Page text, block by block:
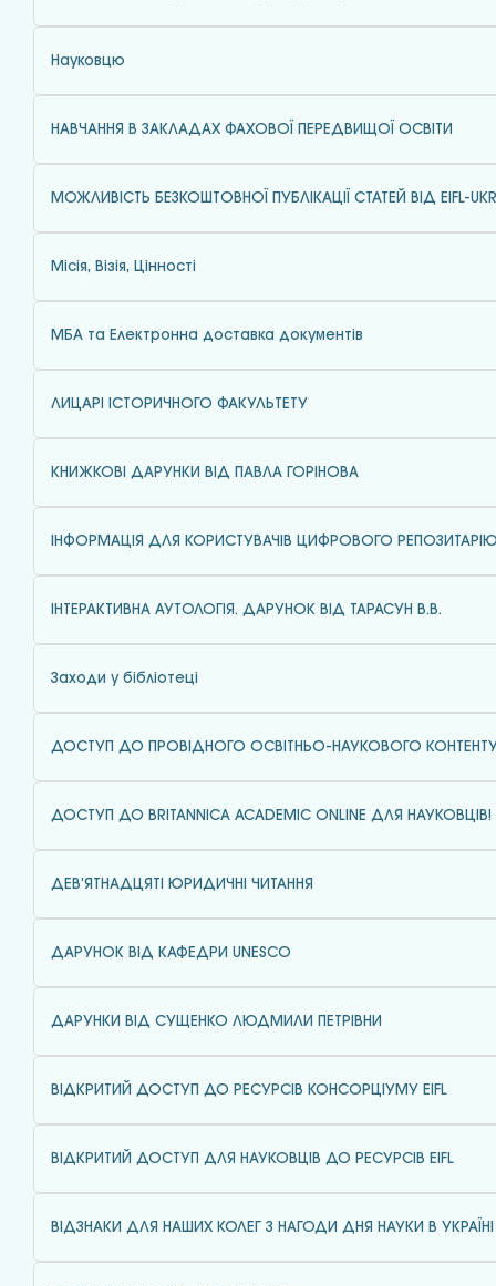
Науковцю
НАВЧАННЯ В ЗАКЛАДАХ ФАХОВОЇ ПЕРЕДВИЩОЇ ОСВІТИ
МОЖЛИВІСТЬ БЕЗКОШТОВНОЇ ПУБЛІКАЦІЇ СТАТЕЙ ВІД EIFL-
Місія, Візія, Цінності
МБА та Електронна доставка документів
ЛИЦАРІ ІСТОРИЧНОГО ФАКУЛЬТЕТУ
КНИЖКОВІ ДАРУНКИ ВІД ПАВЛА ГОРІНОВА
ІНФОРМАЦІЯ ДЛЯ КОРИСТУВАЧІВ ЦИФРОВОГО
ІНТЕРАКТИВНА АУТОЛОГІЯ. ДАРУНОК ВІД ТАРАСУН В.В.
Заходи у бібліотеці
ДОСТУП ДО ПРОВІДНОГО ОСВІТНЬО-НАУКОВОГО
ДОСТУП ДО BRITANNICA ACADEMIC ONLINE ДЛЯ НАУКОВЦІВ!
ДЕВ’ЯТНАДЦЯТІ ЮРИДИЧНІ ЧИТАННЯ
ДАРУНОК ВІД КАФЕДРИ UNESCO
ДАРУНКИ ВІД СУЩЕНКО ЛЮДМИЛИ ПЕТРІВНИ
ВІДКРИТИЙ ДОСТУП ДО РЕСУРСІВ КОНСОРЦІУМУ EIFL
ВІДКРИТИЙ ДОСТУП ДЛЯ НАУКОВЦІВ ДО РЕСУРСІВ EIFL
ВІДЗНАКИ ДЛЯ НАШИХ КОЛЕГ З НАГОДИ ДНЯ НАУКИ В УКРАЇНІ